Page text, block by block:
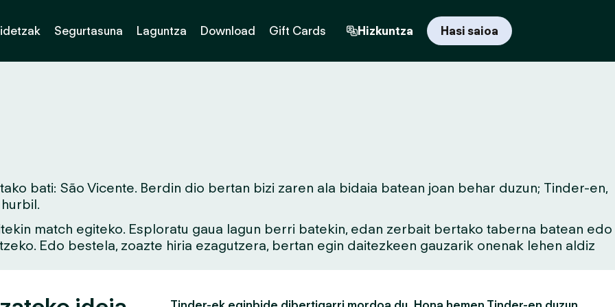
Segurtasuna Laguntza Download Gift Cards Hizkuntza Hasi saioa
bati: São Vicente. Berdin dio bertan bizi zaren ala bidaia batean joan behar duzun; Tinder-en,
match egiteko. Esploratu gaua lagun berri batekin, edan zerbait bertako taberna batean edo
Edo bestela, zoazte hiria ezagutzera, bertan egin daitezkeen gauzarik onenak lehen aldiz